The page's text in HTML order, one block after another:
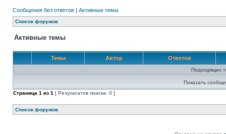
Сообщения без ответов | Активные темы
Список форумов
Активные темы
Темы Автор Ответов
Подходящих
Показать
Страница 1 из 1 [ Результатов поиска: 0 ]
Список форумов